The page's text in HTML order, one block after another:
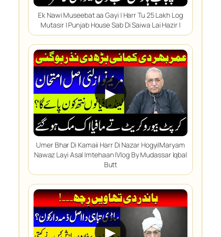
Ek Nawi Museebat aa Gayi | Harr Tu 25 Lakh Log
Mutasir | Punjab House Sab Di Saiwa Lai Hazir |
▶
Umer Bhar Di Kamaii Harr Di Nazar Hogyi|Maryam
Nawaz Layi Asal Imtehaan |Vlog By Mudassar Iqbal
Butt
▶